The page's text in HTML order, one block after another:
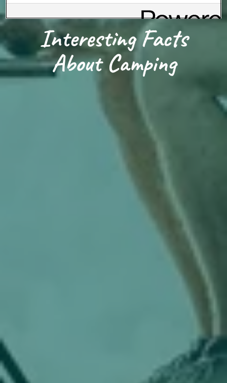
Interesting Facts
About Camping
Loading...
einen von uns personalisierten Link auf unsere Website gelangen,
können Ihre erzeugten Daten, sofern Sie dem explizit zugestimmt
(„Cookies mit Marketingzwecke“) haben, von Ihrem zugeordneten
Händler bzw. im Falle eines Porsche Betriebs, Porsche Inter Auto
GmbH & Co KG, eingesehen werden.